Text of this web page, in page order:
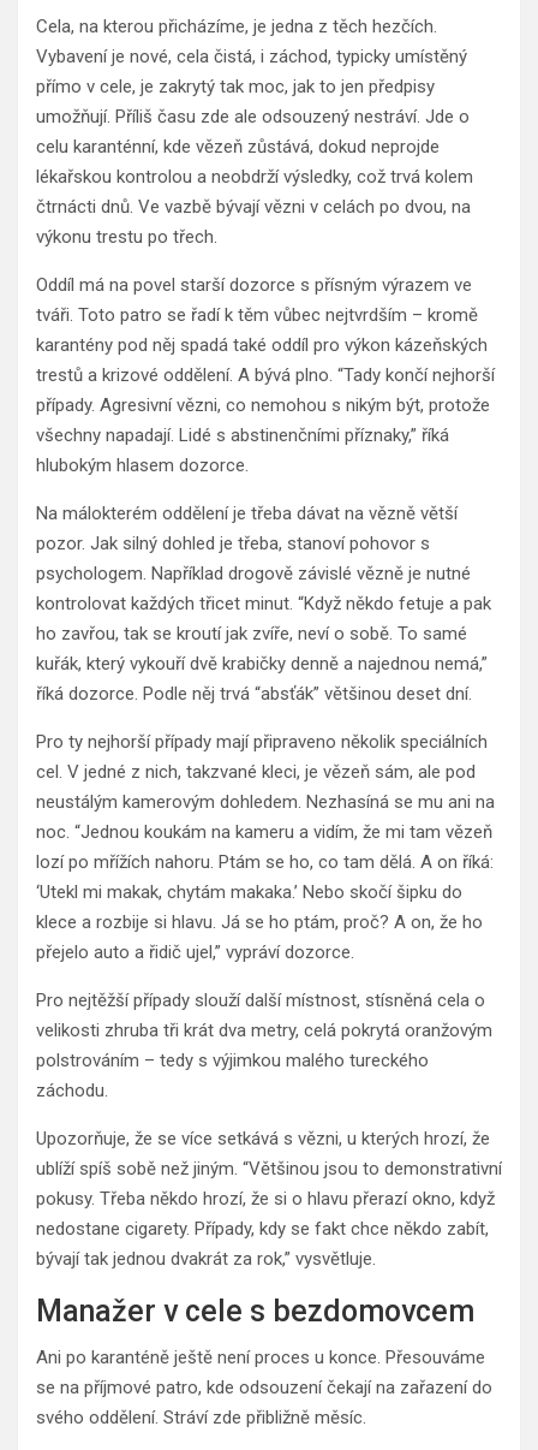
Cela, na kterou přicházíme, je jedna z těch hezčích.
Vybavení je nové, cela čistá, i záchod, typicky umístěný
přímo v cele, je zakrytý tak moc, jak to jen předpisy
umožňují. Příliš času zde ale odsouzený nestráví. Jde o
celu karanténní, kde vězeň zůstává, dokud neprojde
lékařskou kontrolou a neobdrží výsledky, což trvá kolem
čtrnácti dnů. Ve vazbě bývají vězni v celách po dvou, na
výkonu trestu po třech.
Oddíl má na povel starší dozorce s přísným výrazem ve
tváři. Toto patro se řadí k těm vůbec nejtvrdším – kromě
karantény pod něj spadá také oddíl pro výkon kázeňských
trestů a krizové oddělení. A bývá plno. “Tady končí nejhorší
případy. Agresivní vězni, co nemohou s nikým být, protože
všechny napadají. Lidé s abstinenčními příznaky,” říká
hlubokým hlasem dozorce.
Na málokterém oddělení je třeba dávat na vězně větší
pozor. Jak silný dohled je třeba, stanoví pohovor s
psychologem. Například drogově závislé vězně je nutné
kontrolovat každých třicet minut. “Když někdo fetuje a pak
ho zavřou, tak se kroutí jak zvíře, neví o sobě. To samé
kuřák, který vykouří dvě krabičky denně a najednou nemá,”
říká dozorce. Podle něj trvá “absťák” většinou deset dní.
Pro ty nejhorší případy mají připraveno několik speciálních
cel. V jedné z nich, takzvané kleci, je vězeň sám, ale pod
neustálým kamerovým dohledem. Nezhasíná se mu ani na
noc. “Jednou koukám na kameru a vidím, že mi tam vězeň
lozí po mřížích nahoru. Ptám se ho, co tam dělá. A on říká:
‘Utekl mi makak, chytám makaka.’ Nebo skočí šipku do
klece a rozbije si hlavu. Já se ho ptám, proč? A on, že ho
přejelo auto a řidič ujel,” vypráví dozorce.
Pro nejtěžší případy slouží další místnost, stísněná cela o
velikosti zhruba tři krát dva metry, celá pokrytá oranžovým
polstrováním – tedy s výjimkou malého tureckého
záchodu.
Upozorňuje, že se více setkává s vězni, u kterých hrozí, že
ublíží spíš sobě než jiným. “Většinou jsou to demonstrativní
pokusy. Třeba někdo hrozí, že si o hlavu přerazí okno, když
nedostane cigarety. Případy, kdy se fakt chce někdo zabít,
bývají tak jednou dvakrát za rok,” vysvětluje.
Manažer v cele s bezdomovcem
Ani po karanténě ještě není proces u konce. Přesouváme
se na příjmové patro, kde odsouzení čekají na zařazení do
svého oddělení. Stráví zde přibližně měsíc.